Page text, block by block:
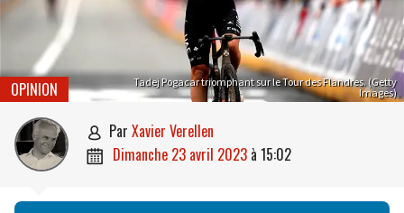
Tadej Pogacar triomphant sur le Tour des Flandres. (Getty
Images)
OPINION
 par Xavier Verellen
 dimanche 23 avril 2023 à 15:02